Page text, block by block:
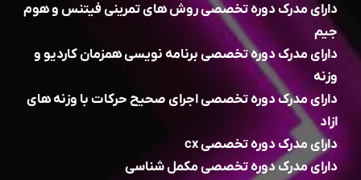
دارای مدرک دوره تخصصی روش های تمرینی فیتنس و هوم
جیم
دارای مدرک دوره تخصصی برنامه نویسی همزمان کاردیو و
وزنه
دارای مدرک دوره تخصصی اجرای صحیح حرکات با وزنه های
ازاد
دارای مدرک دوره تخصصی cx
دارای مدرک دوره تخصصی مکمل شناسی